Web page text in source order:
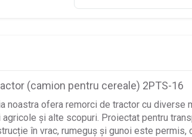
(camion pentru cereale) 2PTS-16
noastra ofera remorci de tractor cu
și alte scopuri. Proiectat pentru
în vrac, rumeguș și gunoi este